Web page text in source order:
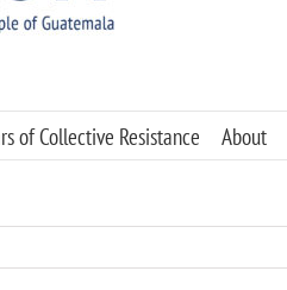
of Collective Resistance About